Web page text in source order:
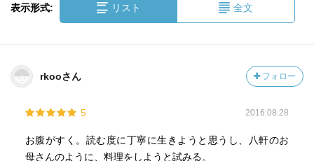
表示形式: リスト 全文
rkooさん フォロー
5 2016.08.28
お腹がすく。読む度に丁寧に生きようと思うし、八軒のお
母さんのように、料理をしようと試みる。